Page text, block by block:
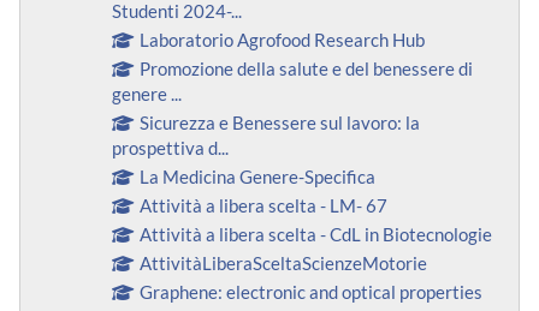
Studenti 2024-...
Laboratorio Agrofood Research Hub
Promozione della salute e del benessere di
genere ...
Sicurezza e Benessere sul lavoro: la
prospettiva d...
La Medicina Genere-Specifica
Attività a libera scelta - LM- 67
Attività a libera scelta - CdL in Biotecnologie
AttivitàLiberaSceltaScienzeMotorie
Graphene: electronic and optical properties